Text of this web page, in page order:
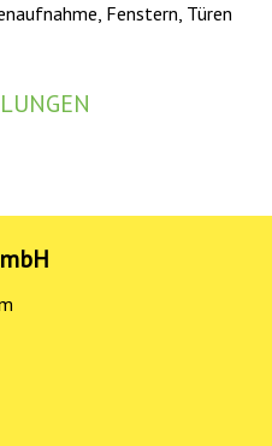
Fenstern, Türen